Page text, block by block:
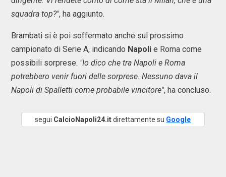
squadra top?", ha aggiunto.
Brambati si è poi soffermato anche sul prossimo
campionato di Serie A, indicando Napoli e Roma come
possibili sorprese. "Io dico che tra Napoli e Roma
potrebbero venir fuori delle sorprese. Nessuno dava il
Napoli di Spalletti come probabile vincitore", ha concluso.
segui CalcioNapoli24.itdirettamente su Google